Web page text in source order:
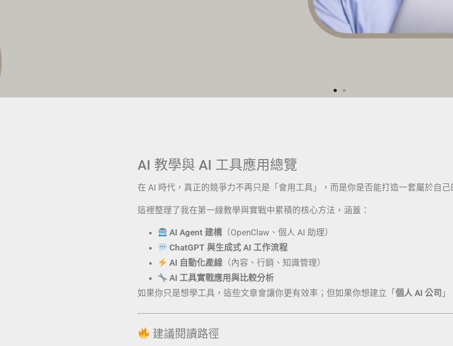
AI 教學與 AI 工具應用總覽
在 AI 時代，真正的競爭力不再只是「會用工具」，而是你是否能打造一套屬於自
這裡整理了我在第一線教學與實戰中累積的核心方法，涵蓋：
AI Agent 建構 （OpenClaw、個人 AI 助理）
ChatGPT 與生成式 AI 工作流程
AI 自動化產線 （內容、行銷、知識管理）
AI 工具實戰應用與比較分析
如果你只是想學工具，這些文章會讓你更有效率；但如果你想建立「 個人 AI 公司
建議閱讀路徑